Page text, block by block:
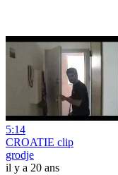
5:14
CROATIE clip
grodje
il y a 20 ans